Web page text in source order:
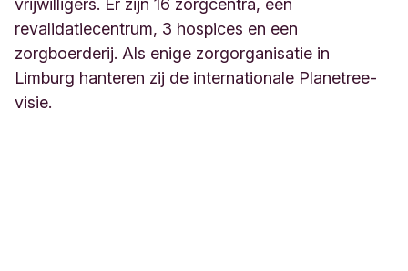
vrijwilligers. Er zijn 16 zorgcentra, een
revalidatiecentrum, 3 hospices en een
zorgboerderij. Als enige zorgorganisatie in
Limburg hanteren zij de internationale Planetree-
visie.